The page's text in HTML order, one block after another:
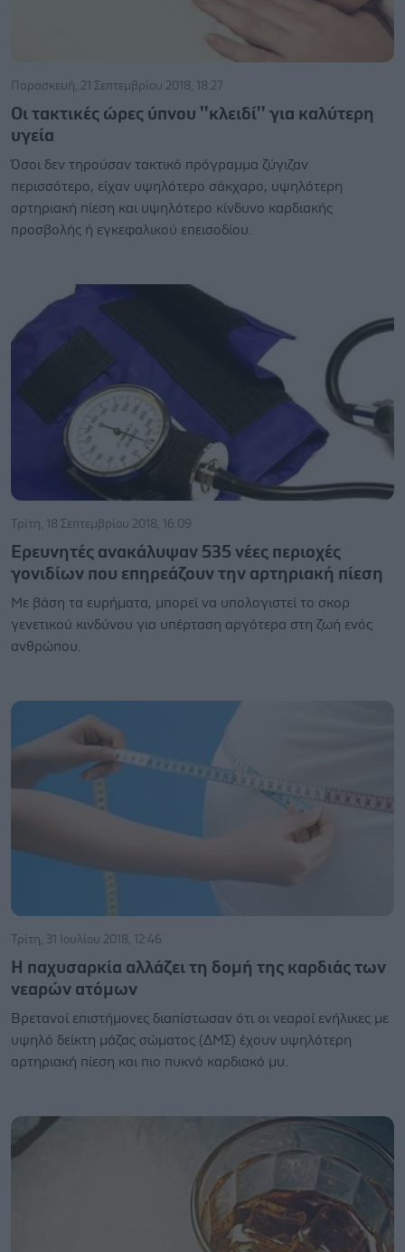
Παρασκευή, 21 Σεπτεμβρίου 2018, 18:27
Οι τακτικές ώρες ύπνου ''κλειδί'' για καλύτερη
υγεία
Όσοι δεν τηρούσαν τακτικό πρόγραμμα ζύγιζαν
περισσότερο, είχαν υψηλότερο σάκχαρο, υψηλότερη
αρτηριακή πίεση και υψηλότερο κίνδυνο καρδιακής
προσβολής ή εγκεφαλικού επεισοδίου.
Τρίτη, 18 Σεπτεμβρίου 2018, 16:09
Ερευνητές ανακάλυψαν 535 νέες περιοχές
γονιδίων που επηρεάζουν την αρτηριακή πίεση
Με βάση τα ευρήματα, μπορεί να υπολογιστεί το σκορ
γενετικού κινδύνου για υπέρταση αργότερα στη ζωή ενός
ανθρώπου.
Τρίτη, 31 Ιουλίου 2018, 12:46
Η παχυσαρκία αλλάζει τη δομή της καρδιάς των
νεαρών ατόμων
Βρετανοί επιστήμονες διαπίστωσαν ότι οι νεαροί ενήλικες με
υψηλό δείκτη μάζας σώματος (ΔΜΣ) έχουν υψηλότερη
αρτηριακή πίεση και πιο πυκνό καρδιακό μυ.